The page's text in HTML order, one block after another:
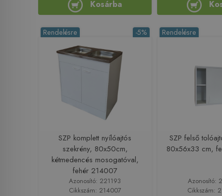
Kosárba
-5%
Rendelésre
SZP komplett nyílóajtós
szekrény, 80x50cm,
kétmedencés mosogatóval,
fehér 214007
Azonosító: 221193
Cikkszám: 214007
Rendelésre
SZP felső
80x56x33 cm,
Azonosító:
Cikkszám: